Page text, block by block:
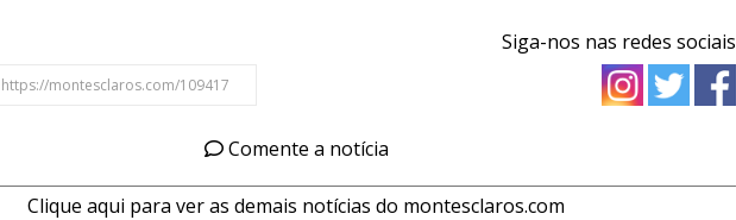
Siga-nos nas redes sociais
Comente a notícia
Clique aqui para ver as demais notícias do montesclaros.com